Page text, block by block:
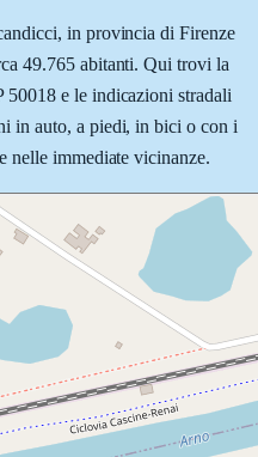
in provincia di Firenze
49.765 abitanti. Qui trovi la
50018 e le indicazioni stradali
in auto, a piedi, in bici o con i
nelle immediate vicinanze.